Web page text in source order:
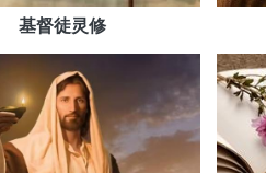
基督徒灵修